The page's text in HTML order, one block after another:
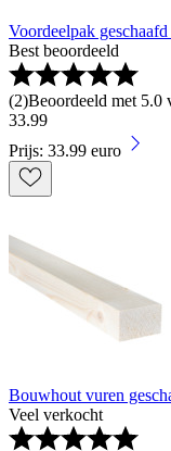
Voordeelpak
Best beoordeeld
(2)Beoordeeld met 5.0
33.99
Prijs: 33.99 euro
Bouwhout vuren
Veel verkocht